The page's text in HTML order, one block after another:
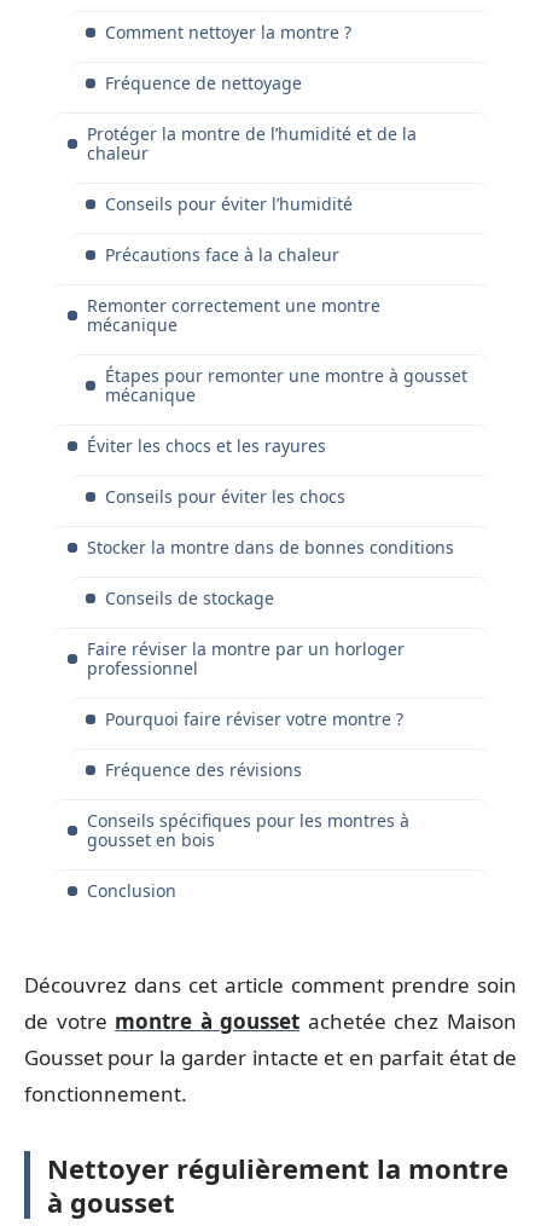
Comment nettoyer la montre ?
Fréquence de nettoyage
Protéger la montre de l’humidité et de la
chaleur
Conseils pour éviter l’humidité
Précautions face à la chaleur
Remonter correctement une montre
mécanique
Étapes pour remonter une montre à gousset
mécanique
Éviter les chocs et les rayures
Conseils pour éviter les chocs
Stocker la montre dans de bonnes conditions
Conseils de stockage
Faire réviser la montre par un horloger
professionnel
Pourquoi faire réviser votre montre ?
Fréquence des révisions
Conseils spécifiques pour les montres à
gousset en bois
Conclusion
Découvrez dans cet article comment prendre soin
de votre montre à gousset achetée chez Maison
Gousset pour la garder intacte et en parfait état de
fonctionnement.
Nettoyer régulièrement la montre
à gousset